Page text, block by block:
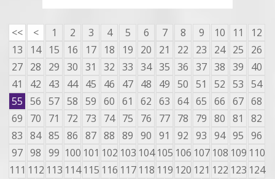
<< < 1 2 3 4 5 6 7 8 9 10 11
12
13
14 15 16 17 18 19 20 21 22 23 24 25
26
27 28 29 30 31 32 33 34 35 36 37 38 39
40
41
42 43 44 45 46 47 48 49 50 51 52 53 54
55 56 57 58 59 60 61 62 63 64 65 66 67 68
69
70 71 72 73 74 75 76 77 78 79 80 81
82
83 84 85 86 87 88 89 90 91 92 93 94 95 96
97 98 99 100 101 102 103 104 105 106 107 108 109 110
111 112 113 114 115 116 117 118 119 120 121 122 123 124